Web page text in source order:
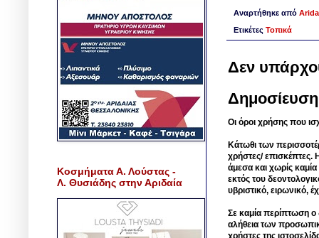
Αναρτήθηκε από
Ετικέτες Τοπικά
Δεν
Οι όροι χρήσης που
Κάτωθι των
χρήστες/ επισκέπτες.
άμεσα και χωρίς
εκτός του
υβριστικό, ειρωνικό,
Σε καμία περίπτωση ο
αλήθεια των
Κοσμήματα Α. Λούστας -
Λ. Θυσιάδης στην Αριδαία